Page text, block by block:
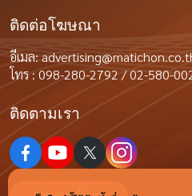
ติดต่อโฆษณา
อีเมล:
โทร : 098-280-2792 / 02-580-
ติดตามเรา